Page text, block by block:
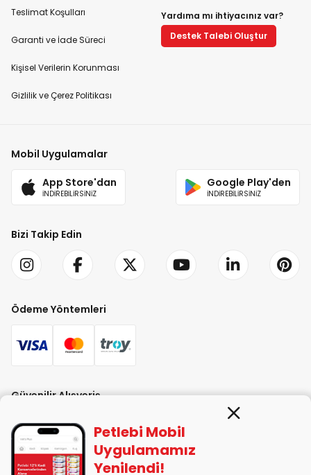
Teslimat Koşulları
Garanti ve İade Süreci
Kişisel Verilerin Korunması
Gizlilik ve Çerez Politikası
Yardıma mı ihtiyacınız var?
Destek Talebi Oluştur
Mobil Uygulamalar
App Store'dan
İNDİREBİLİRSİNİZ
Google Play'den
İNDİREBİLİRSİNİZ
Bizi Takip Edin
Ödeme Yöntemleri
Güvenilir Alışveriş
Petlebi Mobil
Uygulamamız
Yenilendi!